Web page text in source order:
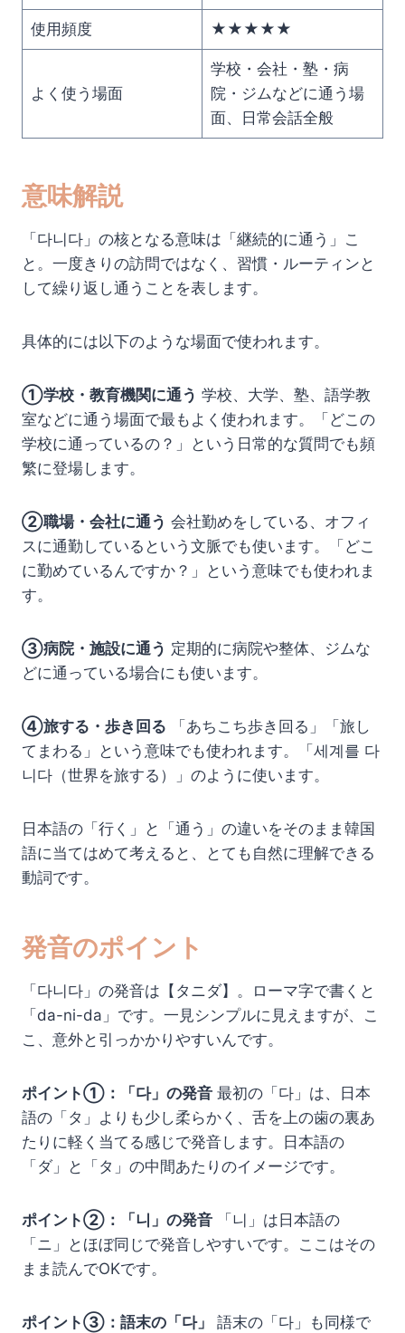
使用頻度 ★★★★★
よく使う場面
学校・会社・塾・病
院・ジムなどに通う場
面、日常会話全般
意味解説
「다니다」の核となる意味は「継続的に通う」こ
と。一度きりの訪問ではなく、習慣・ルーティンと
して繰り返し通うことを表します。
具体的には以下のような場面で使われます。
①学校・教育機関に通う 学校、大学、塾、語学教
室などに通う場面で最もよく使われます。「どこの
学校に通っているの？」という日常的な質問でも頻
繁に登場します。
②職場・会社に通う 会社勤めをしている、オフィ
スに通勤しているという文脈でも使います。「どこ
に勤めているんですか？」という意味でも使われま
す。
③病院・施設に通う 定期的に病院や整体、ジムな
どに通っている場合にも使います。
④旅する・歩き回る 「あちこち歩き回る」「旅し
てまわる」という意味でも使われます。「세계를 다
니다（世界を旅する）」のように使います。
日本語の「行く」と「通う」の違いをそのまま韓国
語に当てはめて考えると、とても自然に理解できる
動詞です。
発音のポイント
「다니다」の発音は【タニダ】。ローマ字で書くと
「da-ni-da」です。一見シンプルに見えますが、こ
こ、意外と引っかかりやすいんです。
ポイント①：「다」の発音 最初の「다」は、日本
語の「タ」よりも少し柔らかく、舌を上の歯の裏あ
たりに軽く当てる感じで発音します。日本語の
「ダ」と「タ」の中間あたりのイメージです。
ポイント②：「니」の発音 「니」は日本語の
「ニ」とほぼ同じで発音しやすいです。ここはその
まま読んでOKです。
ポイント③：語末の「다」 語末の「다」も同様で